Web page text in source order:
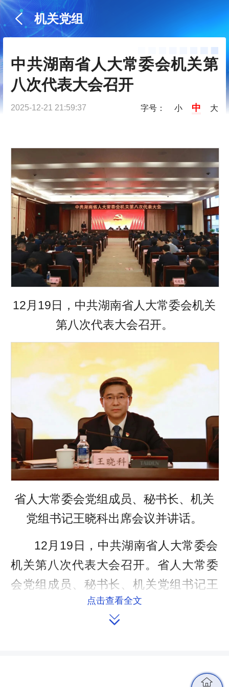
机关党组
中共湖南省人大常委会机关第
八次代表大会召开
2025-12-21 21:59:37 字号： 小 中 大
12月19日，中共湖南省人大常委会机关
第八次代表大会召开。
省人大常委会党组成员、秘书长、机关
党组书记王晓科出席会议并讲话。
12月19日，中共湖南省人大常委会
机关第八次代表大会召开。省人大常委
会党组成员、秘书长、机关党组书记王
晓科，省直机关工委副书记杨立勇出席
会议并讲话。省人大常委会副秘书长、
点击查看全文
